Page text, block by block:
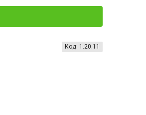
Код: 1.20.11